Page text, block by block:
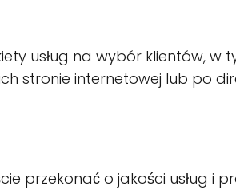
usług na wybór klientów, w
stronie internetowej lub po
przekonać o jakości usług i